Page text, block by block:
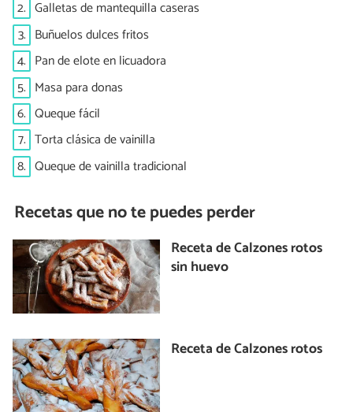
2. Galletas de mantequilla caseras
3. Buñuelos dulces fritos
4. Pan de elote en licuadora
5. Masa para donas
6. Queque fácil
7. Torta clásica de vainilla
8. Queque de vainilla tradicional
Recetas que no te puedes perder
Receta de Calzones rotos
sin huevo
Receta de Calzones rotos